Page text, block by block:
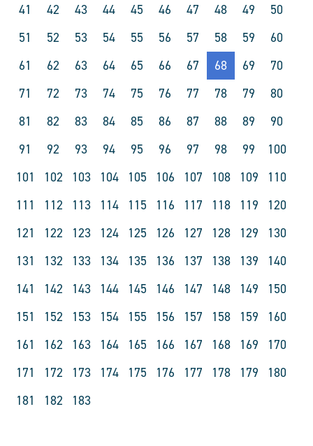
41
42 43 44 45 46 47 48 49
50
51
52 53 54 55 56 57 58 59
60
61
62 63 64 65 66 67 68 69
70
71
72 73 74 75 76 77 78 79
80
81
82 83 84 85 86 87 88 89
90
91
92 93 94 95 96 97 98 99
100
101
102 103 104 105 106 107 108 109
110
111
112 113 114 115 116 117 118 119
120
121
122 123 124 125 126 127 128 129
130
131
132 133 134 135 136 137 138 139
140
141
142 143 144 145 146 147 148 149
150
151
152 153 154 155 156 157 158 159
160
161
162 163 164 165 166 167 168 169
170
171
172 173 174 175 176 177 178 179
180
181
182 183